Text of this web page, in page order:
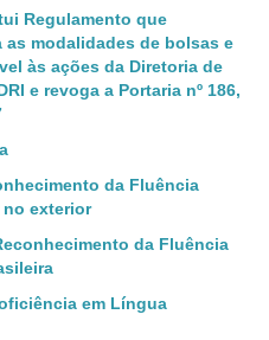
Regulamento que
as modalidades de bolsas e
às ações da Diretoria de
e revoga a Portaria nº 186,
da Fluência
exterior
da Fluência
em Língua